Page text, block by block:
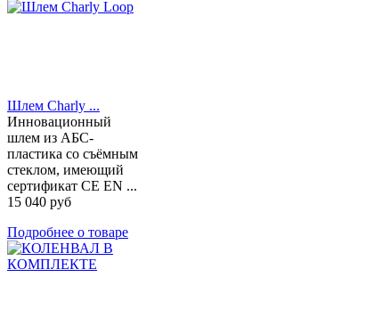
Шлем Charly ...
Инновационный
шлем из АБС-
пластика со съёмным
стеклом, имеющий
сертификат CE EN ...
15 040 руб
Подробнее о товаре